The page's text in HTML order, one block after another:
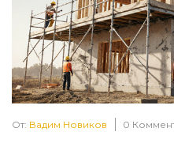
От: Вадим Новиков 0